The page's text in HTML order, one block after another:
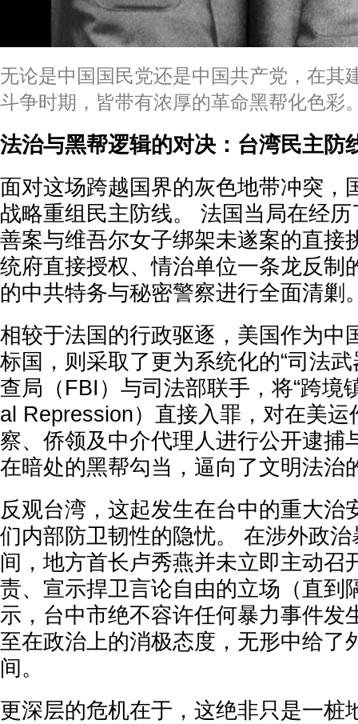
无论是中国国民党还是中国共产党，在其
斗争时期，皆带有浓厚的革命黑帮化色彩
法治与黑帮逻辑的对决：台湾民主防
面对这场跨越国界的灰色地带冲突，
战略重组民主防线。 法国当局在经
善案与维吾尔女子绑架未遂案的直接
统府直接授权、情治单位一条龙反制
的中共特务与秘密警察进行全面清剿
相较于法国的行政驱逐，美国作为中
标国，则采取了更为系统化的“司法
查局（FBI）与司法部联手，将“跨境
al Repression）直接入罪，对在美运
察、侨领及中介代理人进行公开逮捕
在暗处的黑帮勾当，逼向了文明法治
反观台湾，这起发生在台中的重大治
们内部防卫韧性的隐忧。 在涉外政
间，地方首长卢秀燕并未立即主动召
责、宣示捍卫言论自由的立场（直到
示，台中市绝不容许任何暴力事件发
至在政治上的消极态度，无形中给了
间。
更深层的危机在于，这绝非只是一桩